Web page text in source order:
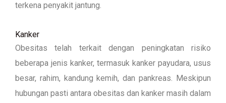
terkena penyakit jantung.
Kanker
Obesitas telah terkait dengan peningkatan risiko
beberapa jenis kanker, termasuk kanker payudara, usus
besar, rahim, kandung kemih, dan pankreas. Meskipun
hubungan pasti antara obesitas dan kanker masih dalam